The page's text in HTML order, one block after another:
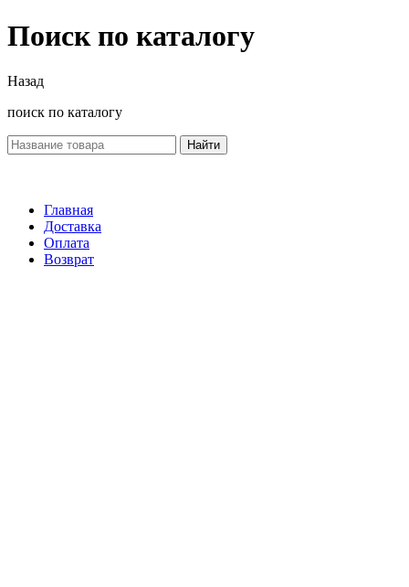
Поиск по каталогу
Назад
поиск по каталогу
Найти
Главная
Доставка
Оплата
Возврат